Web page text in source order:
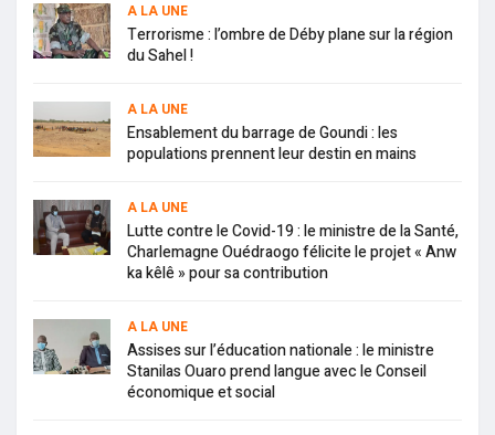
A LA UNE
Terrorisme : l’ombre de Déby plane sur la région
du Sahel !
A LA UNE
Ensablement du barrage de Goundi : les
populations prennent leur destin en mains
A LA UNE
Lutte contre le Covid-19 : le ministre de la Santé,
Charlemagne Ouédraogo félicite le projet « Anw
ka kêlê » pour sa contribution
A LA UNE
Assises sur l’éducation nationale : le ministre
Stanilas Ouaro prend langue avec le Conseil
économique et social